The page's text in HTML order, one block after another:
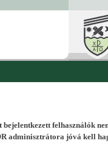
felhasználók
adminisztrátora jóvá kell